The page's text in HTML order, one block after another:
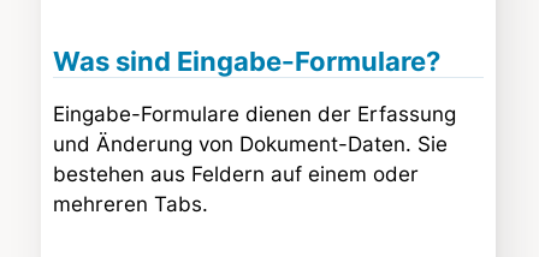
Was sind Eingabe-Formulare?
Eingabe-Formulare dienen der Erfassung
und Änderung von Dokument-Daten. Sie
bestehen aus Feldern auf einem oder
mehreren Tabs.